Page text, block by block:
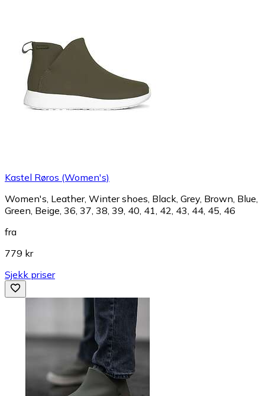
Kastel Røros (Women's)
Women's, Leather, Winter shoes, Black, Grey, Brown, Blue,
Green, Beige, 36, 37, 38, 39, 40, 41, 42, 43, 44, 45, 46
fra
779 kr
Sjekk priser